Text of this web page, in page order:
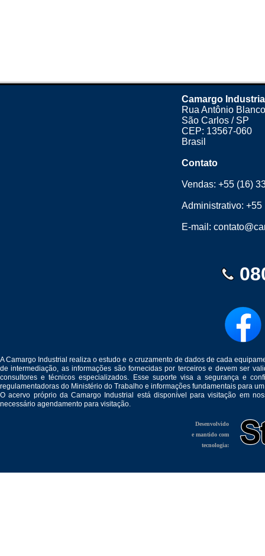
Camargo
Rua Antônio
São Carlos / SP
CEP: 13567-060
Brasil
Contato
Vendas:+55 (16)
Administrativo:+55
E-mail:
A Camargo Industrial realiza o estudo e o cruzamento de dados de cada
de intermediação, as informações são fornecidas por terceiros e devem ser
consultores e técnicos especializados. Esse suporte visa a segurança e
regulamentadoras do Ministério do Trabalho e informações fundamentais para
O acervo próprio da Camargo Industrial está disponível para visitação em
necessário agendamento para visitação.
Desenvolvido
e mantido com
tecnologia: